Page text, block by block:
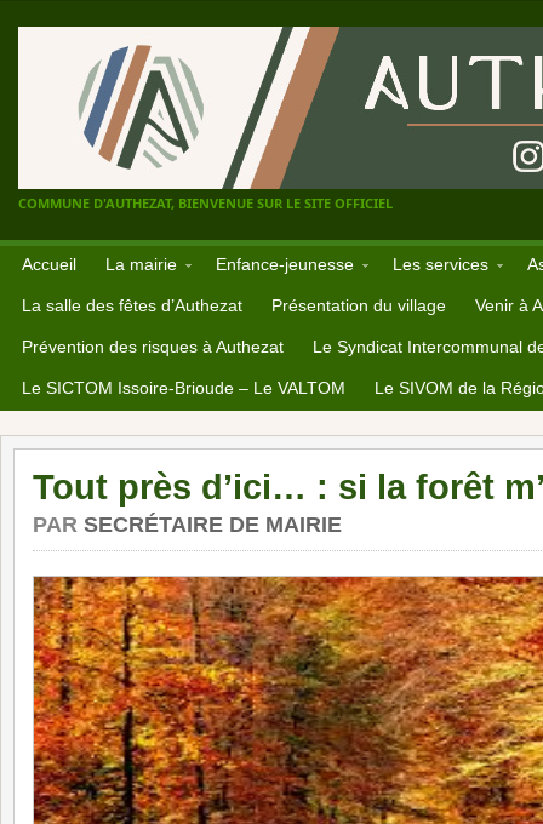
COMMUNE D'AUTHEZAT, BIENVENUE SUR LE SITE OFFICIEL
Accueil La mairie Enfance-jeunesse Les services
La salle des fêtes d’Authezat Présentation du village Venir à
Prévention des risques à Authezat Le Syndicat Intercommunal
Le SICTOM Issoire-Brioude – Le VALTOM Le SIVOM de la
Tout près d’ici… : si la forêt
PAR SECRÉTAIRE DE MAIRIE